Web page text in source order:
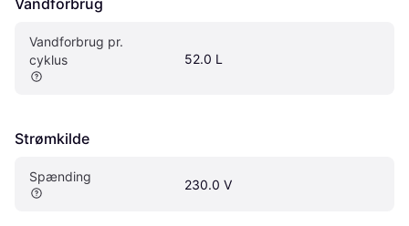
Vandforbrug
Vandforbrug pr.
cyklus
52.0 L
Strømkilde
Spænding
230.0 V